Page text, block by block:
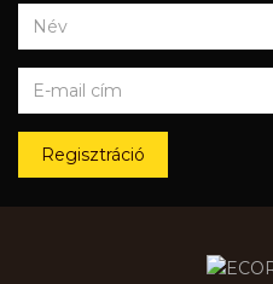
Regisztráció